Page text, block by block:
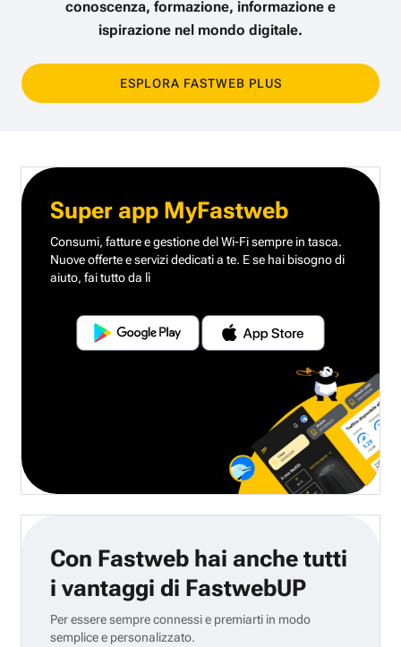
conoscenza, formazione, informazione e
ispirazione nel mondo digitale.
ESPLORA FASTWEB PLUS
Super app MyFastweb
Consumi, fatture e gestione del Wi-Fi sempre in tasca.
Nuove offerte e servizi dedicati a te. E se hai bisogno di
aiuto, fai tutto da lì
Con Fastweb hai anche tutti
i vantaggi di FastwebUP
Per essere sempre connessi e premiarti in modo
semplice e personalizzato.